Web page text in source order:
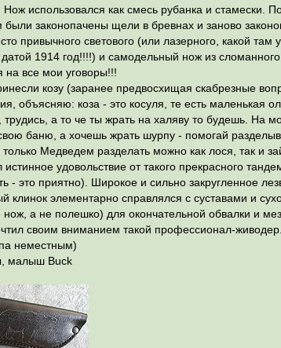
использовался как смесь рубанка и стамески.
законопачены щели в бревнах и заново
привычного светового (или лазерного, какой
1914 год!!!!) и самодельный нож из
на все мои уговоры!!!
козу (заранее предвосхищая скабрезные
объясняю: коза - это косуля, те есть маленькая
трудись, а то че ты жрать на халяву то будешь. На
баню, а хочешь жрать шурпу - помогай
Медведем разделать можно как лося, так и
удовольствие от такого прекрасного
- это приятно). Широкое и сильно закругленное
клинок элементарно справлялся с суставами и
а не полешко) для окончательной обвалки и
своим вниманием такой профессионал-
неместным)
малыш Buck